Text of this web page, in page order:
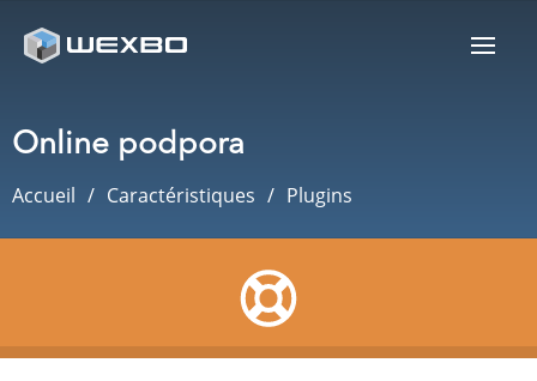
Online podpora
Accueil Caractéristiques Plugins